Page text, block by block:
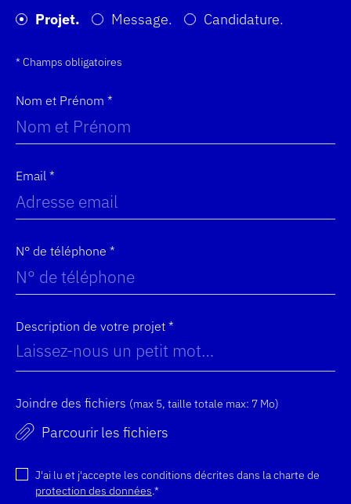
Projet. Message. Candidature.
* Champs obligatoires
Nom et Prénom *
Email *
N° de téléphone *
Description de votre projet *
Joindre des fichiers (max 5, taille totale max: 7 Mo)
Parcourir les fichiers
Veuillez laisser ce champ vide.
J'ai lu et j'accepte les conditions décrites dans la charte de
protection des données.*